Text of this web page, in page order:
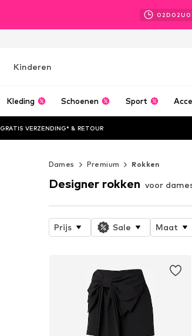
02D 02U
Kinderen
Kleding Schoenen Sport
GRATIS VERZENDING* & RETOUR
Dames Premium Rokken
Designer rokken voor
Prijs Sale Maat